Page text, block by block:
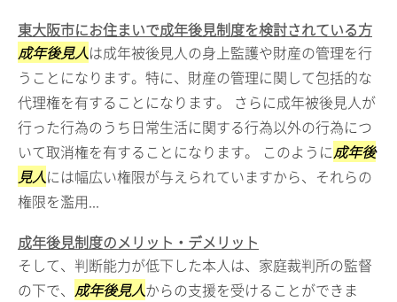
東大阪市にお住まいで成年後見制度を検討されている方
成年後見人は成年被後見人の身上監護や財産の管理を行
うことになります。特に、財産の管理に関して包括的な
代理権を有することになります。 さらに成年被後見人が
行った行為のうち日常生活に関する行為以外の行為につ
いて取消権を有することになります。 このように成年後
見人には幅広い権限が与えられていますから、それらの
権限を濫用...
成年後見制度のメリット・デメリット
そして、判断能力が低下した本人は、家庭裁判所の監督
の下で、 成年後見人からの支援を受けることができま